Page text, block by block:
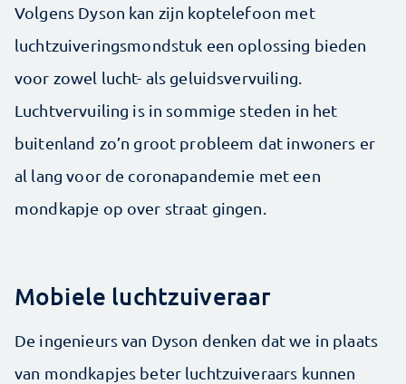
Volgens Dyson kan zijn koptelefoon met
luchtzuiveringsmondstuk een oplossing bieden
voor zowel lucht- als geluidsvervuiling.
Luchtvervuiling is in sommige steden in het
buitenland zo’n groot probleem dat inwoners er
al lang voor de coronapandemie met een
mondkapje op over straat gingen.
Mobiele luchtzuiveraar
De ingenieurs van Dyson denken dat we in plaats
van mondkapjes beter luchtzuiveraars kunnen